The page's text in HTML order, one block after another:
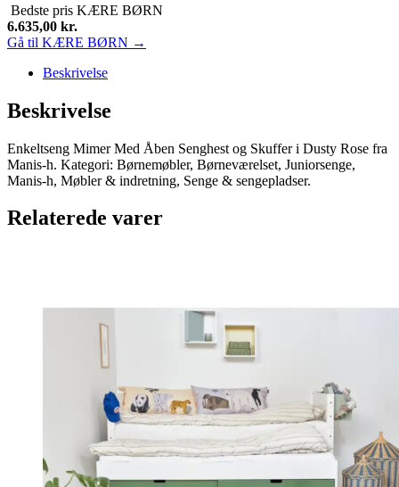
Bedste pris KÆRE BØRN
6.635,00 kr.
Gå til KÆRE BØRN →
Beskrivelse
Beskrivelse
Enkeltseng Mimer Med Åben Senghest og Skuffer i Dusty Rose fra
Manis-h. Kategori: Børnemøbler, Børneværelset, Juniorsenge,
Manis-h, Møbler & indretning, Senge & sengepladser.
Relaterede varer